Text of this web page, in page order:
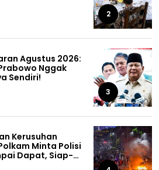
2
Agustus 2026:
Nggak
Sendiri!
3
Kerusuhan
Minta Polisi
Dapat, Siap-